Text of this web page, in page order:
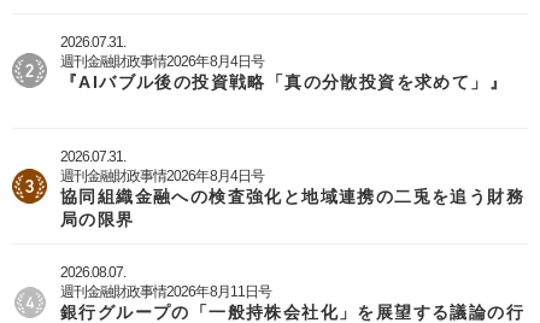
2026.07.31.
週刊金融財政事情2026年8月4日号
『AIバブル後の投資戦略「真の分散投資を求めて」』
2026.07.31.
週刊金融財政事情2026年8月4日号
協同組織金融への検査強化と地域連携の二兎を追う財務
局の限界
2026.08.07.
週刊金融財政事情2026年8月11日号
銀行グループの「一般持株会社化」を展望する議論の行